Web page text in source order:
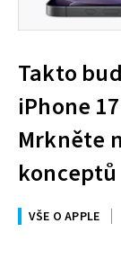
Takto
iPhone
Mrkněte
konceptů
VŠE O APPLE